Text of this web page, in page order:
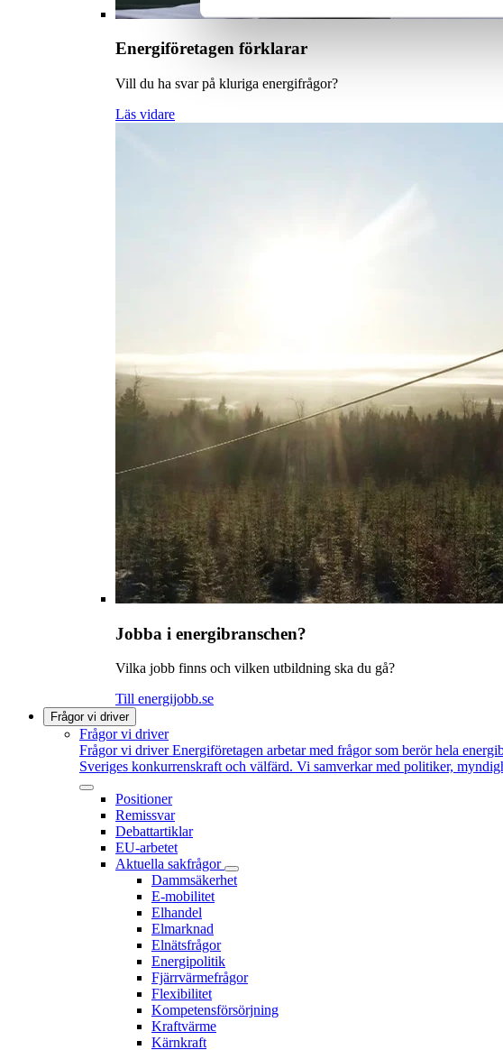
Energiföretagen förklarar
Vill du ha svar på kluriga energifrågor?
Läs vidare
Jobba i energibranschen?
Vilka jobb finns och vilken utbildning ska du gå?
Till energijobb.se
Frågor vi driver
Frågor vi driver
Frågor vi driver Energiföretagen arbetar med frågor som berör hela
Sveriges konkurrenskraft och välfärd. Vi samverkar med politiker,
Positioner
Remissvar
Debattartiklar
EU-arbetet
Aktuella sakfrågor
Dammsäkerhet
E-mobilitet
Elhandel
Elmarknad
Elnätsfrågor
Energipolitik
Fjärrvärmefrågor
Flexibilitet
Kompetensförsörjning
Kraftvärme
Kärnkraft